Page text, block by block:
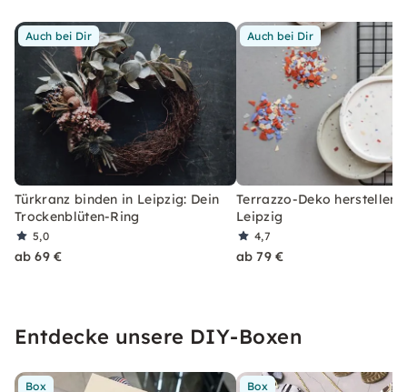
Auch bei Dir
Türkranz binden in Leipzig: Dein
Trockenblüten-Ring
5,0
ab 69 €
Auch bei Dir
Terrazzo-Deko herstellen
Leipzig
4,7
ab 79 €
Entdecke unsere DIY-Boxen
Box Box